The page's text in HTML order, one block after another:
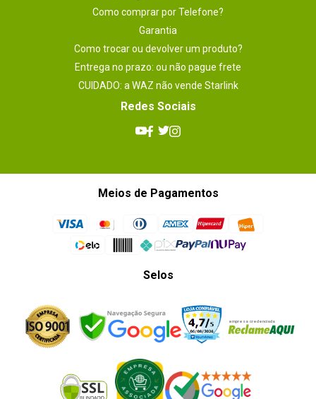
Como comprar por Telefone?
Garantia
Como trocar ou devolver um produto?
Entrega no prazo: ou não pague frete
CUIDADO: a WAZ não vende Starlink
Redes Sociais
Meios de Pagamentos
Selos